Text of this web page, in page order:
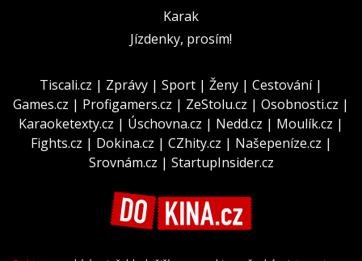
Karak
Jízdenky, prosím!
Tiscali.cz | Zprávy | Sport | Ženy | Cestování|
Games.cz | Profigamers.cz | ZeStolu.cz | Osobnosti.cz |
Karaoketexty.cz | Úschovna.cz | Nedd.cz | Moulík.cz |
Fights.cz | Dokina.cz | CZhity.cz | Našepeníze.cz |
Srovnám.cz | StartupInsider.cz